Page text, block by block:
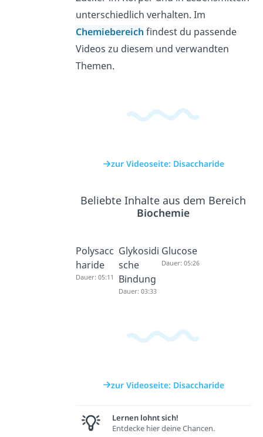
unterschiedlich verhalten. Im
Chemiebereich findest du passende
Videos zu diesem und verwandten
Themen.
zur Videoseite: Disaccharide
Beliebte Inhalte aus dem Bereich
Biochemie
Polysacc
haride
Dauer: 05:11
Glykosidi
sche
Bindung
Dauer: 03:33
Glucose
Dauer: 05:26
zur Videoseite: Disaccharide
Lernen lohnt sich!
Entdecke hier deine Chancen.